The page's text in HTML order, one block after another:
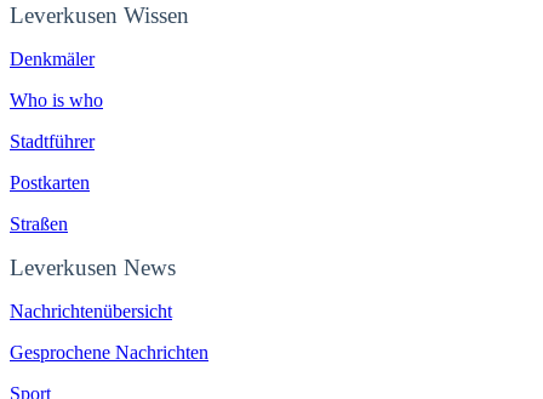
Leverkusen Wissen
Denkmäler
Who is who
Stadtführer
Postkarten
Straßen
Leverkusen News
Nachrichtenübersicht
Gesprochene Nachrichten
Sport